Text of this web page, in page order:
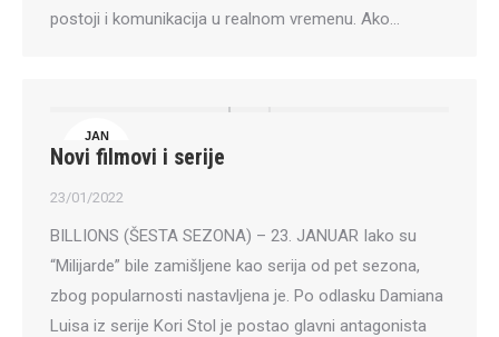
postoji i komunikacija u realnom vremenu. Ako…
JAN
23
Novi filmovi i serije
23/01/2022
BILLIONS (ŠESTA SEZONA) – 23. JANUAR Iako su
“Milijarde” bile zamišljene kao serija od pet sezona,
zbog popularnosti nastavljena je. Po odlasku Damiana
Luisa iz serije Kori Stol je postao glavni antagonista